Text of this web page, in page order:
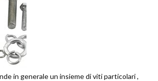
in generale un insieme di viti particolari ,